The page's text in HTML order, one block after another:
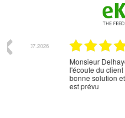
Monsieur Delhaye est
l'écoute du client et très
bonne solution et le